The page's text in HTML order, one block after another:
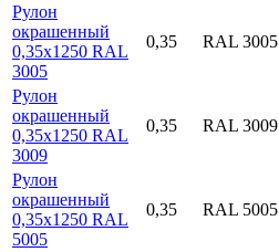
Рулон
окрашенный
0,35х1250 RAL
3005
0,35 RAL 3005
Рулон
окрашенный
0,35х1250 RAL
3009
0,35 RAL 3009
Рулон
окрашенный
0,35х1250 RAL
5005
0,35 RAL 5005